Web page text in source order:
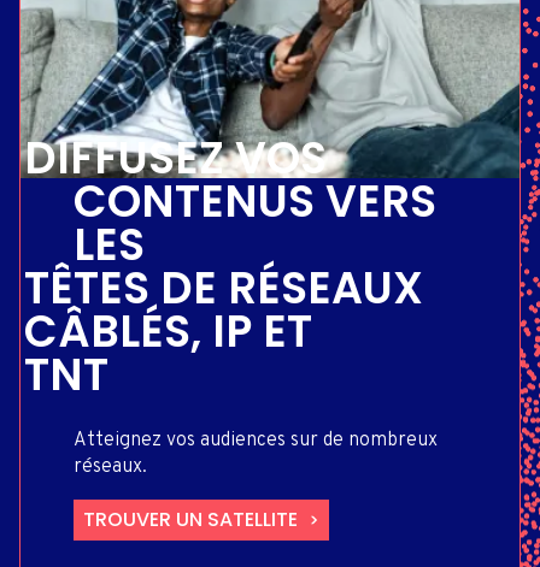
DIFFUSEZ VOS
CONTENUS VERS
LES
TÊTES DE RÉSEAUX
CÂBLÉS, IP ET
TNT
Atteignez vos audiences sur de nombreux
réseaux.
TROUVER UN SATELLITE